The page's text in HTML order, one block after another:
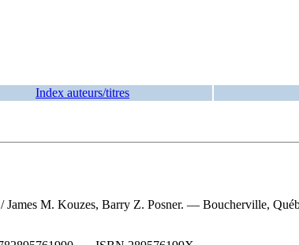
Index auteurs/titres
/ James M. Kouzes, Barry Z. Posner. — Boucherville,